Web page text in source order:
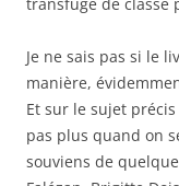
Je ne sais pas si le
manière,
Et sur le sujet
pas plus quand on
souviens de